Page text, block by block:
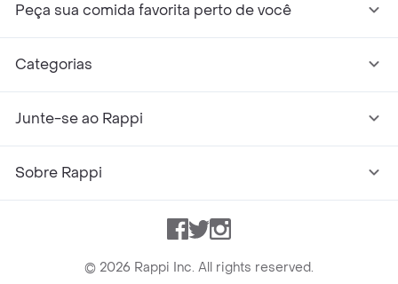
Peça sua comida favorita perto de você
Categorias
Junte-se ao Rappi
Sobre Rappi
Facebook
TwitterInstagram
© 2026 Rappi Inc. All rights reserved.